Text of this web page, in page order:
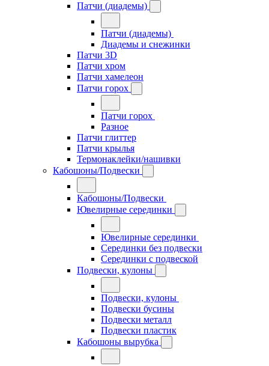
Патчи (диадемы)
Патчи (диадемы)
Диадемы и снежинки
Патчи 3D
Патчи хром
Патчи хамелеон
Патчи горох
Патчи горох
Разное
Патчи глиттер
Патчи крылья
Термонаклейки/нашивки
Кабошоны/Подвески
Кабошоны/Подвески
Ювелирные серединки
Ювелирные серединки
Серединки без подвески
Серединки с подвеской
Подвески, кулоны
Подвески, кулоны
Подвески бусины
Подвески металл
Подвески пластик
Кабошоны вырубка